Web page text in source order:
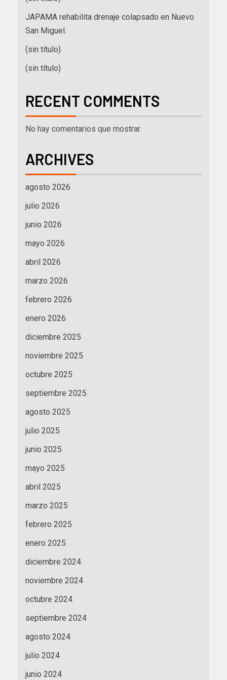
JAPAMA rehabilita drenaje colapsado en Nuevo
San Miguel.
(sin título)
(sin título)
RECENT COMMENTS
No hay comentarios que mostrar.
ARCHIVES
agosto 2026
julio 2026
junio 2026
mayo 2026
abril 2026
marzo 2026
febrero 2026
enero 2026
diciembre 2025
noviembre 2025
octubre 2025
septiembre 2025
agosto 2025
julio 2025
junio 2025
mayo 2025
abril 2025
marzo 2025
febrero 2025
enero 2025
diciembre 2024
noviembre 2024
octubre 2024
septiembre 2024
agosto 2024
julio 2024
junio 2024